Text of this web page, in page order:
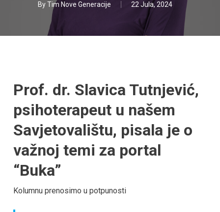
ByTim Nove Generacije 22 Jula, 2024
Prof. dr. Slavica Tutnjević,
psihoterapeut u našem
Savjetovalištu, pisala je o
važnoj temi za portal
“Buka”
Kolumnu prenosimo u potpunosti